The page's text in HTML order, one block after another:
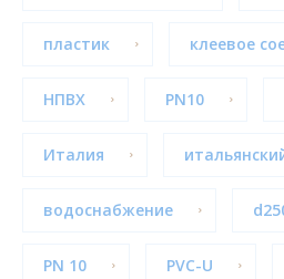
пластик клеевое
НПВХ PN10
Италия
водоснабжение
PN 10 PVC-U